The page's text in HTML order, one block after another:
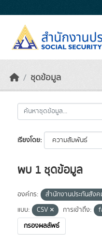
ชุดข้อมูล
เรียงโดย
พบ 1 ชุดข้อมูล
องค์กร: สำนักงานประกันสัง
แบบ:
CSV การเข้าถึง:
กรองผลลัพธ์